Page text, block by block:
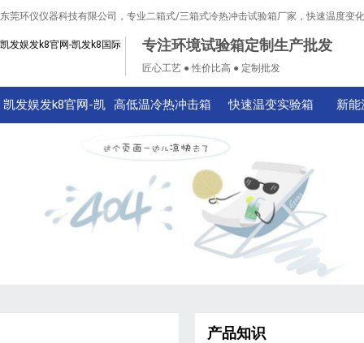
东莞环仪仪器科技有限公司，专业二箱式/三箱式冷热冲击试验箱厂家，快速温度变
凯发娱发k8官网-凯发k8国际 专注环境试验箱定制生产批发
匠心工艺 ● 性价比高 ● 定制批发
凯发娱发k8官网-凯 高低温冷热冲击箱 快速温变实验箱 新
产品知识